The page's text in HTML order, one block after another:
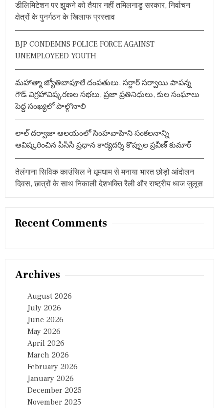
डीलिमिटेशन पर झुकने को तैयार नहीं तमिलनाडु सरकार, निर्वाचन
क्षेत्रों के पुनर्गठन के खिलाफ प्रस्ताव
BJP CONDEMNS POLICE FORCE AGAINST
UNEMPLOYEED YOUTH
మహాత్మా జ్యోతిబాపూలే దంపతులు, సర్దార్ సర్వాయి పాపన్న
గౌడ్ విగ్రహావిష్కరణల సభలు, ప్రజా ప్రతినిధులు, కుల సంఘాలు
పెద్ద సంఖ్యలో పాల్గొనాలి
లాల్ దర్వాజా ఆలయంలో సింహవాహిని సంకలనాన్ని
ఆవిష్కరించిన పీసీసీ ప్రధాన కార్యదర్శి కొప్పుల ప్రవీణ్ కుమార్
तेलंगाना सिविक काउंसिल ने धूमधाम से मनाया भारत छोड़ो आंदोलन
दिवस, छात्रों के साथ निकाली देशभक्ति रैली और राष्ट्रीय ध्वज जुलूस
Recent Comments
Archives
August 2026
July 2026
June 2026
May 2026
April 2026
March 2026
February 2026
January 2026
December 2025
November 2025